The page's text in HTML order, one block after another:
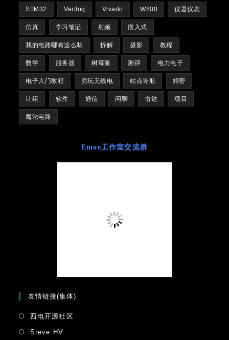
STM32 Verilog Vivado W800 仪器仪表
仿真 学习笔记 射频 嵌入式
我的电路哪有这么咕 拆解 摄影 教程
数学 服务器 树莓派 测评 电力电子
电子入门教程 穷玩无线电 站点导航 精密
计组 软件 通信 闲聊 雷达 项目
魔法电路
Emoe工作室交流群
友情链接(集体)
西电开源社区Opens
Steve HV